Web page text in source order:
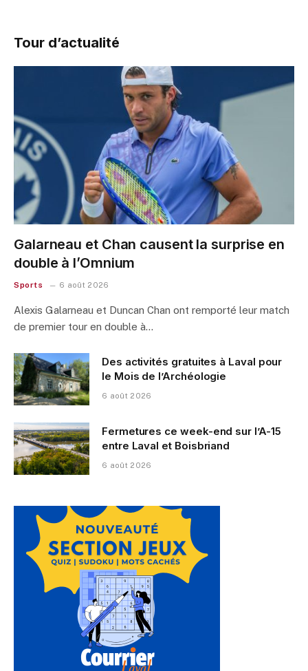
Tour d’actualité
Galarneau et Chan causent la surprise en
double à l’Omnium
Sports 6 août 2026
Alexis Galarneau et Duncan Chan ont remporté leur match
de premier tour en double à…
Des activités gratuites à Laval pour
le Mois de l’Archéologie
6 août 2026
Fermetures ce week-end sur l’A-15
entre Laval et Boisbriand
6 août 2026